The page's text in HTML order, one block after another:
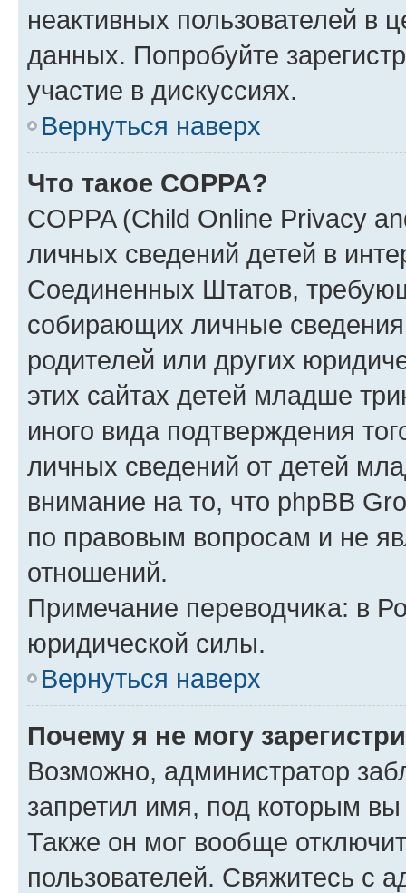
неактивных пользователей в
данных. Попробуйте
участие в дискуссиях.
Вернуться наверх
Что такое COPPA?
COPPA (Child Online Privacy
личных сведений детей в
Соединенных Штатов,
собирающих личные
родителей или других
этих сайтах детей младше
иного вида подтверждения
личных сведений от детей
внимание на то, что phpBB
по правовым вопросам и не
отношений.
Примечание переводчика: в
юридической силы.
Вернуться наверх
Почему я не могу
Возможно, администратор
запретил имя, под которым вы
Также он мог вообще
пользователей. Свяжитесь с